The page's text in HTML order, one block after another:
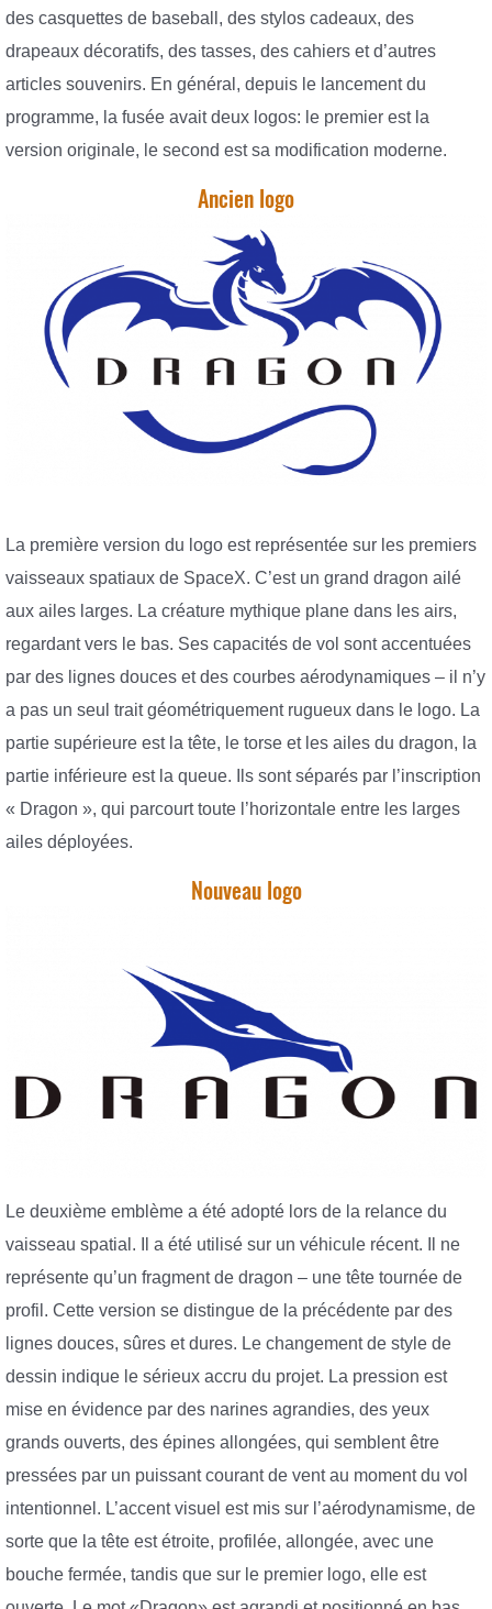
des casquettes de baseball, des stylos cadeaux, des
drapeaux décoratifs, des tasses, des cahiers et d’autres
articles souvenirs. En général, depuis le lancement du
programme, la fusée avait deux logos: le premier est la
version originale, le second est sa modification moderne.
Ancien logo
La première version du logo est représentée sur les premiers
vaisseaux spatiaux de SpaceX. C’est un grand dragon ailé
aux ailes larges. La créature mythique plane dans les airs,
regardant vers le bas. Ses capacités de vol sont accentuées
par des lignes douces et des courbes aérodynamiques – il n’y
a pas un seul trait géométriquement rugueux dans le logo. La
partie supérieure est la tête, le torse et les ailes du dragon, la
partie inférieure est la queue. Ils sont séparés par l’inscription
« Dragon », qui parcourt toute l’horizontale entre les larges
ailes déployées.
Nouveau logo
Le deuxième emblème a été adopté lors de la relance du
vaisseau spatial. Il a été utilisé sur un véhicule récent. Il ne
représente qu’un fragment de dragon – une tête tournée de
profil. Cette version se distingue de la précédente par des
lignes douces, sûres et dures. Le changement de style de
dessin indique le sérieux accru du projet. La pression est
mise en évidence par des narines agrandies, des yeux
grands ouverts, des épines allongées, qui semblent être
pressées par un puissant courant de vent au moment du vol
intentionnel. L’accent visuel est mis sur l’aérodynamisme, de
sorte que la tête est étroite, profilée, allongée, avec une
bouche fermée, tandis que sur le premier logo, elle est